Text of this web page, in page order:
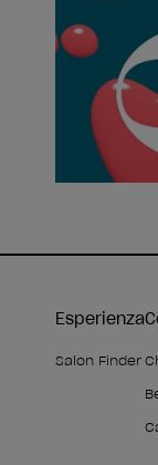
Esperienza
Salon Finder